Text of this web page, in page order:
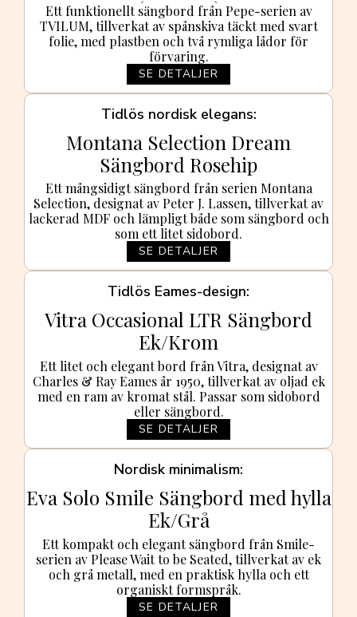
(40x40,25)
Ett funktionellt sängbord från Pepe-serien av
TVILUM, tillverkat av spånskiva täckt med svart
folie, med plastben och två rymliga lådor för
förvaring.
SE DETALJER
Tidlös nordisk elegans
Montana Selection Dream
Sängbord Rosehip
Ett mångsidigt sängbord från serien Montana
Selection, designat av Peter J. Lassen, tillverkat av
lackerad MDF och lämpligt både som sängbord och
som ett litet sidobord.
SE DETALJER
Tidlös Eames-design
Vitra Occasional LTR Sängbord
Ek/Krom
Ett litet och elegant bord från Vitra, designat av
Charles & Ray Eames år 1950, tillverkat av oljad ek
med en ram av kromat stål. Passar som sidobord
eller sängbord.
SE DETALJER
Nordisk minimalism
Eva Solo Smile Sängbord med hylla
Ek/Grå
Ett kompakt och elegant sängbord från Smile-
serien av Please Wait to be Seated, tillverkat av ek
och grå metall, med en praktisk hylla och ett
organiskt formspråk.
SE DETALJER